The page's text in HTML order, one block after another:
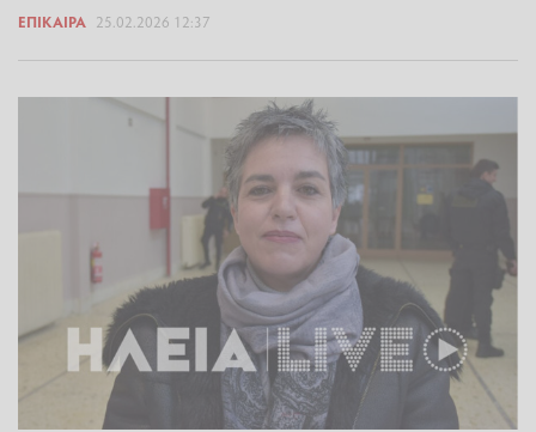
ΕΠΊΚΑΙΡΑ 25.02.2026 12:37